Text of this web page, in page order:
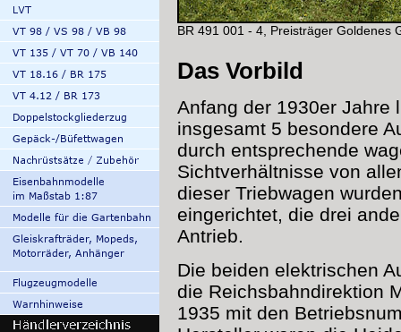
BR 491 001 - 4, Preisträger Goldenes
Das Vorbild
Anfang der 1930er Jahre
insgesamt 5 besondere
durch entsprechende
Sichtverhältnisse von
dieser Triebwagen
eingerichtet, die drei
Antrieb.
Die beiden elektrischen
die Reichsbahndirektion
1935 mit den